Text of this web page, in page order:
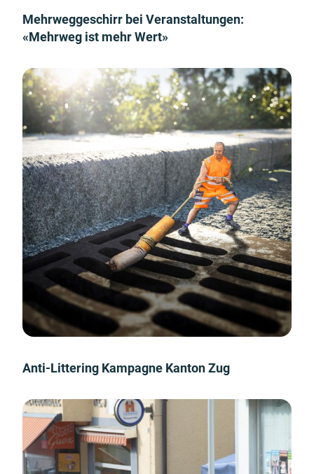
Mehrweggeschirr bei Veranstaltungen:
«Mehrweg ist mehr Wert»
Anti-Littering Kampagne Kanton Zug